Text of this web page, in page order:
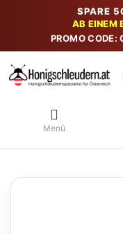
SPARE
AB EINEM
PROMO CODE:
Menü